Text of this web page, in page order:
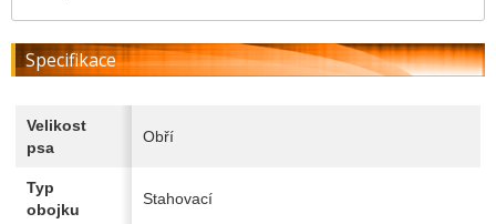
Specifikace
Velikost
psa
Obří
Typ
obojku
Stahovací